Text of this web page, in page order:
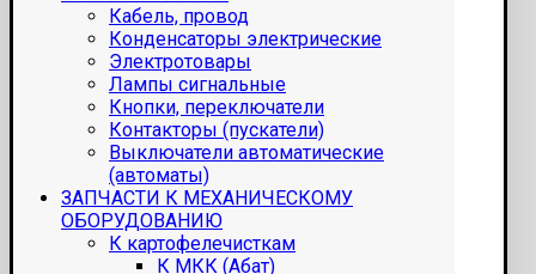
Кабель, провод
Конденсаторы электрические
Электротовары
Лампы сигнальные
Кнопки, переключатели
Контакторы (пускатели)
Выключатели автоматические
(автоматы)
ЗАПЧАСТИ К МЕХАНИЧЕСКОМУ
ОБОРУДОВАНИЮ
К картофелечисткам
К МКК (Абат)